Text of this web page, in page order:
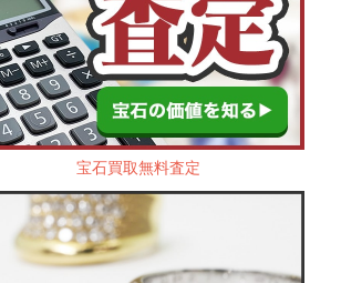
宝石買取無料査定